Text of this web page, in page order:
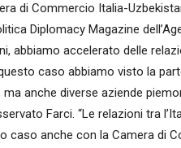
di Commercio Italia-
Diplomacy Magazine
abbiamo accelerato delle
caso abbiamo visto la
anche diverse aziende
Farci. “Le relazioni tra
anche con la Camera di